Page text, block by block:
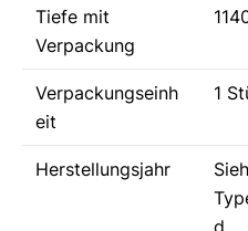
Tiefe mit
Verpackung
Verpackungseinh
eit
1
Herstellungsjahr
d